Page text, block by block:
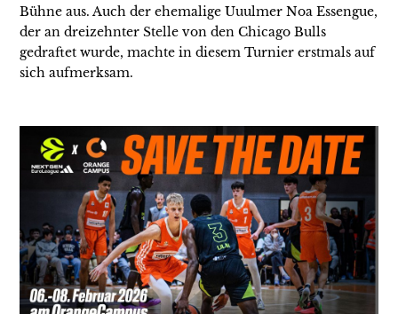
Bühne aus. Auch der ehemalige Uuulmer Noa Essengue,
der an dreizehnter Stelle von den Chicago Bulls
gedraftet wurde, machte in diesem Turnier erstmals auf
sich aufmerksam.